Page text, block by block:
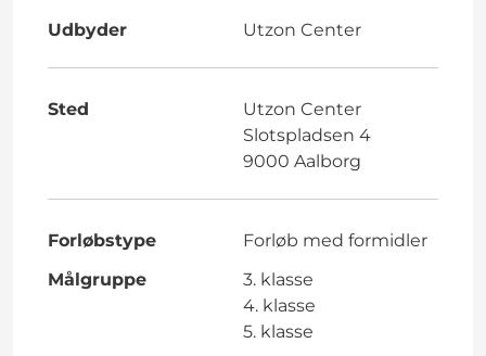
Udbyder Utzon Center
Sted
Utzon Center
Slotspladsen 4
9000 Aalborg
Forløbstype
Forløb med formidler
Målgruppe
3. klasse
4. klasse
5. klasse